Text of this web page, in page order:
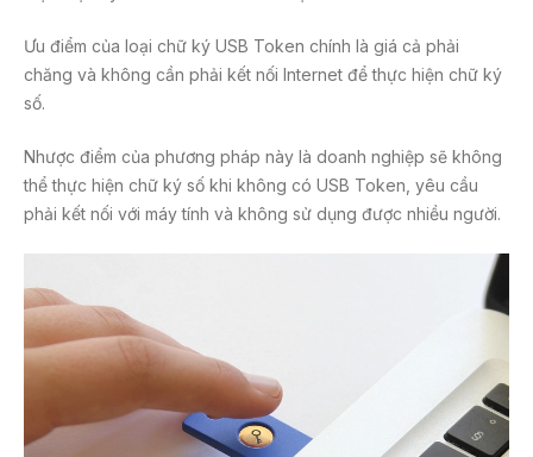
Ưu điểm của loại chữ ký USB Token chính là giá cả phải
chăng và không cần phải kết nối Internet để thực hiện chữ ký
số.
Nhược điểm của phương pháp này là doanh nghiệp sẽ không
thể thực hiện chữ ký số khi không có USB Token, yêu cầu
phải kết nối với máy tính và không sử dụng được nhiều người.